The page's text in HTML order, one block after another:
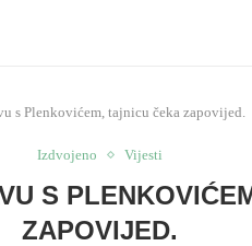
s Plenkovićem, tajnicu čeka zapovijed.
Izdvojeno Vijesti
S
ZAPOVIJED.